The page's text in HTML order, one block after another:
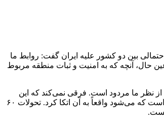
بین دو کشور علیه ایران گفت: روابط ما
حال، آنچه که به امنیت و ثبات منطقه مربوط
نظر ما مردود است. فرقی نمی‌کند که این
اقدام از طرف کدام بازیگر صورت بگیرد. امنیت منطقه باید توسط کشورهای منطقه و با تقویت اعتماد جمعی بین کشورهای منطقه صورت بگیرد. چنین امنیتی است که می‌شود واقعاً به آن اتکا کرد. تحولات ۶۰